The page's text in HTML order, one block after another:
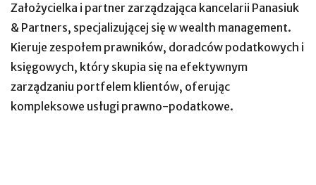
Założycielka i partner zarządzająca kancelarii Panasiuk
& Partners, specjalizującej się w wealth management.
Kieruje zespołem prawników, doradców podatkowych i
księgowych, który skupia się na efektywnym
zarządzaniu portfelem klientów, oferując
kompleksowe usługi prawno-podatkowe.